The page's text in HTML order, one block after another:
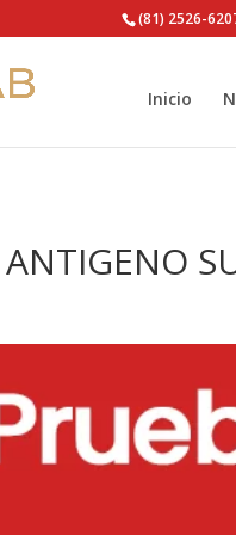
(81) 2526-
Inicio